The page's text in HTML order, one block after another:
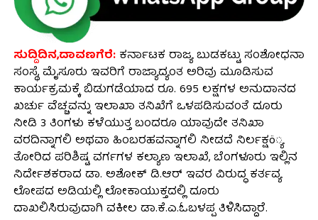
ಸುದ್ದಿದಿನ,ದಾವಣಗೆರೆ:ಕರ್ನಾಟಕ ರಾಜ್ಯ ಬುಡಕಟ್ಟು ಸಂಶೋಧನಾ
ಸಂಸ್ಥೆ, ಮೈಸೂರು ಇವರಿಗೆ ರಾಜ್ಯಾದ್ಯಂತ ಅರಿವು ಮೂಡಿಸುವ
ಕಾರ್ಯಕ್ರಮಕ್ಕೆ ಬಿಡುಗಡೆಯಾದ ರೂ. 695 ಲಕ್ಷಗಳ ಅನುದಾನದ
ಖರ್ಚು ವೆಚ್ಚವನ್ನು ಇಲಾಖಾ ತನಿಖೆಗೆ ಒಳಪಡಿಸುವಂತೆ ದೂರು
ನೀಡಿ 3 ತಿಂಗಳು ಕಳೆಯುತ್ತ ಬಂದರೂ ಯಾವುದೇ ತನಿಖಾ
ವರದಿನ್ನಾಗಲಿ ಅಥವಾ ಹಿಂಬರಹವನ್ನಾಗಲಿ ನೀಡದೆ ನಿರ್ಲಕ್ಷö್ಯ
ತೋರಿದ ಪರಿಶಿಷ್ಟ ವರ್ಗಗಳ ಕಲ್ಯಾಣ ಇಲಾಖೆ, ಬೆಂಗಳೂರು ಇಲ್ಲಿನ
ನಿರ್ದೇಶಕರಾದ ಡಾ. ಅಶೋಕ್ ಡಿ.ಆರ್ ಇವರ ವಿರುದ್ಧ ಕರ್ತವ್ಯ
ಲೋಪದ ಅಡಿಯಲ್ಲಿ ಲೋಕಾಯುಕ್ತದಲ್ಲಿ ದೂರು
ದಾಖಲಿಸಿರುವುದಾಗಿ ವಕೀಲ ಡಾ.ಕೆ.ಎ.ಓಬಳಪ್ಪ ತಿಳಿಸಿದ್ದಾರೆ.